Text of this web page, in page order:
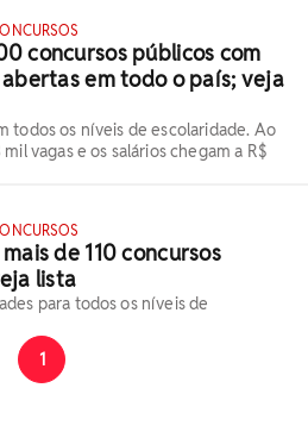
concursos públicos com
em todo o país; veja
todos os níveis de escolaridade. Ao
vagas e os salários chegam a R$
de 110 concursos
lista
para todos os níveis de
1